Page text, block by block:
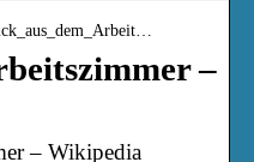
–
– Wikipedia